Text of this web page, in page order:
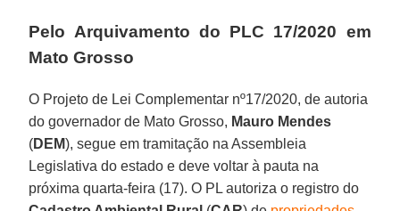
Pelo Arquivamento do PLC 17/2020 em
Mato Grosso
O Projeto de Lei Complementar nº17/2020, de autoria
do governador de Mato Grosso, Mauro Mendes
(DEM), segue em tramitação na Assembleia
Legislativa do estado e deve voltar à pauta na
próxima quarta-feira (17). O PL autoriza o registro do